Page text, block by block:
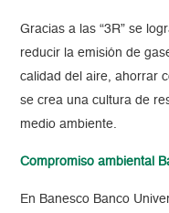
Gracias a las “3R” se
reducir la emisión de
calidad del aire, ahorrar
se crea una cultura de
medio ambiente.
Compromiso ambiental
En Banesco Banco